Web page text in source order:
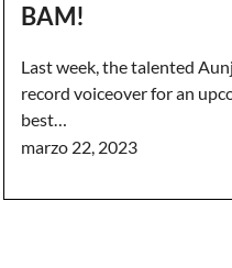
BAM!
Last week, the talented
record voiceover for an
best…
marzo 22, 2023